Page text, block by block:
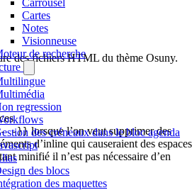
Carrousel
Cartes
Notes
Visionneuse
de recherche
regression
des créneaux dans le bloc agenda
des blocs
des maquettes
des fichiers HTML du thème Osuny.
-}} lorsque l’on veut supprimer des
d’inline qui causeraient des espaces
minifié il n’est pas nécessaire d’en